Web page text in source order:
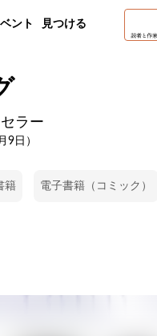
ント 見つける
ラー
9日）
籍 電子書籍（コミック）